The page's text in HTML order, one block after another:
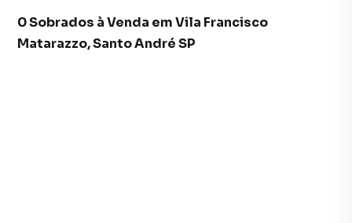
0 Sobrados à Venda em Vila Francisco
Matarazzo, Santo André SP